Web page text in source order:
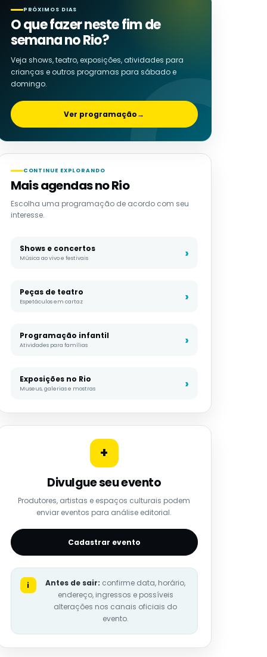
PRÓXIMOS DIAS
O que fazer neste fim de
semana no Rio?
Veja shows, teatro, exposições, atividades para
crianças e outros programas para sábado e
domingo.
Ver programação→
CONTINUE EXPLORANDO
Mais agendas no Rio
Escolha uma programação de acordo com seu
interesse.
Shows e concertos
Música ao vivo e festivais
Peças de teatro
Espetáculos em cartaz
Programação infantil
Atividades para famílias
Exposições no Rio
Museus, galerias e mostras
+
Divulgue seu evento
Produtores, artistas e espaços culturais podem
enviar eventos para análise editorial.
Cadastrar evento
i Antes de sair: confirme data, horário,
endereço, ingressos e possíveis
alterações nos canais oficiais do
evento.